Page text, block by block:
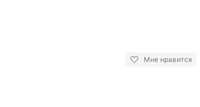
Мне нравится